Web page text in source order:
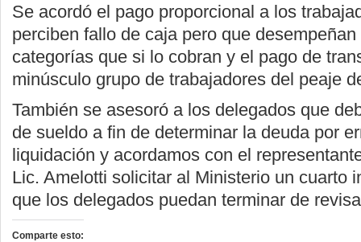
Se acordó el pago proporcional a los
perciben fallo de caja pero que
categorías que si lo cobran y el pago de
minúsculo grupo de trabajadores del peaje
También se asesoró a los delegados que
de sueldo a fin de determinar la deuda por
liquidación y acordamos con el
Lic. Amelotti solicitar al Ministerio un cuarto
que los delegados puedan terminar de
Comparte esto: